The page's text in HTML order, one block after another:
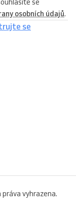
se
osobních údajů.
se
vyhrazena.